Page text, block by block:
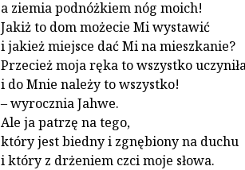
a ziemia podnóżkiem nóg moich!
Jakiż to dom możecie Mi wystawić
i jakież miejsce dać Mi na mieszkanie?
Przecież moja ręka to wszystko
i do Mnie należy to wszystko!
– wyrocznia Jahwe.
Ale ja patrzę na tego,
który jest biedny i zgnębiony na duchu
i który z drżeniem czci moje słowa.